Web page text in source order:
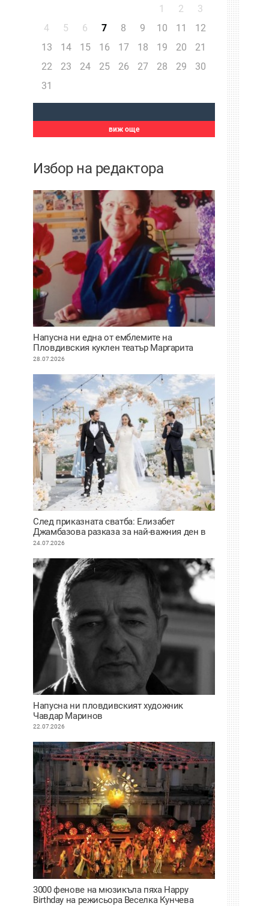
1 2
3
4
5 6 7 8 9 10 11
12
13
14 15 16 17 18 19 20
21
22
23 24 25 26 27 28 29
30
31
виж още
Избор на редактора
Напусна ни една от емблемите на
Пловдивския куклен театър Маргарита
Апостолова
28.07.2026
След приказната сватба: Елизабет
Джамбазова разказа за най-важния ден в
живота си
24.07.2026
Напусна ни пловдивският художник
Чавдар Маринов
22.07.2026
3000 фенове на мюзикъла пяха Happy
Birthday на режисьора Веселка Кунчева